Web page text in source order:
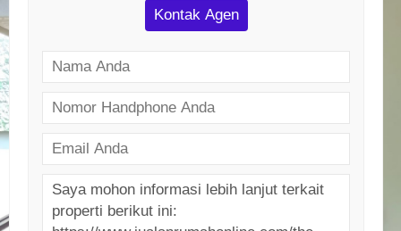
Kontak Agen